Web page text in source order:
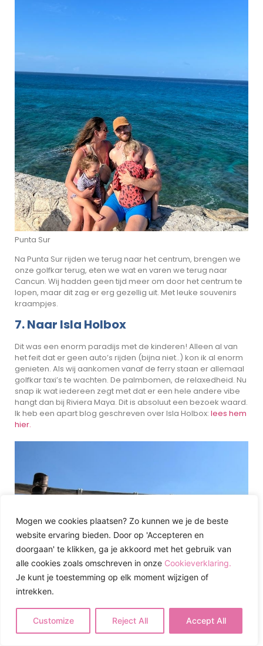
Mogen we cookies plaatsen? Zo kunnen we je de beste
website ervaring bieden. Door op 'Accepteren en
doorgaan' te klikken, ga je akkoord met het gebruik van
alle cookies zoals omschreven in onze Cookieverklaring.
Je kunt je toestemming op elk moment wijzigen of
intrekken.
Customize Reject All Accept All
Punta Sur
Na Punta Sur rijden we terug naar het centrum, brengen we
onze golfkar terug, eten we wat en varen we terug naar
Cancun. Wij hadden geen tijd meer om door het centrum te
lopen, maar dit zag er erg gezellig uit. Met leuke souvenirs
kraampjes.
7. Naar Isla Holbox
Dit was een enorm paradijs met de kinderen! Alleen al van
het feit dat er geen auto’s rijden (bijna niet..) kon ik al enorm
genieten. Als wij aankomen vanaf de ferry staan er allemaal
golfkar taxi’s te wachten. De palmbomen, de relaxedheid. Nu
snap ik wat iedereen zegt met dat er een hele andere vibe
hangt dan bij Riviera Maya. Dit is absoluut een bezoek waard.
Ik heb een apart blog geschreven over Isla Holbox: lees hem
hier.